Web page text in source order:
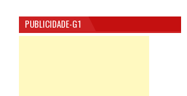
PUBLICIDADE-G1